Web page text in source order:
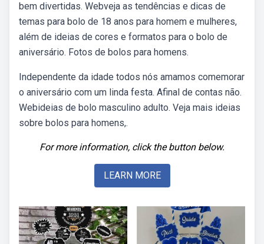
bem divertidas. Webveja as tendências e dicas de
temas para bolo de 18 anos para homem e mulheres,
além de ideias de cores e formatos para o bolo de
aniversário. Fotos de bolos para homens.
Independente da idade todos nós amamos comemorar
o aniversário com um linda festa. Afinal de contas não.
Webideias de bolo masculino adulto. Veja mais ideias
sobre bolos para homens,.
For more information, click the button below.
LEARN MORE